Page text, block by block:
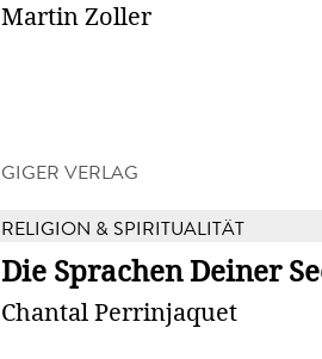
Martin Zoller
GIGER VERLAG
RELIGION & SPIRITUALITÄT
Die Sprachen Deiner
Chantal Perrinjaquet